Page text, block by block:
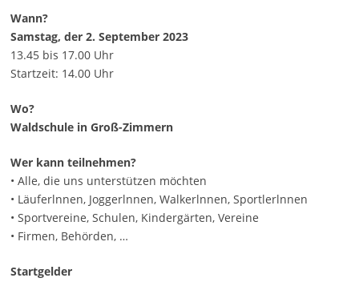
Wann?
Samstag, der 2. September 2023
13.45 bis 17.00 Uhr
Startzeit: 14.00 Uhr
Wo?
Waldschule in Groß-Zimmern
Wer kann teilnehmen?
• Alle, die uns unterstützen möchten
• Läuferlnnen, Joggerlnnen, Walkerlnnen, Sportlerlnnen
• Sportvereine, Schulen, Kindergärten, Vereine
• Firmen, Behörden, …
Startgelder